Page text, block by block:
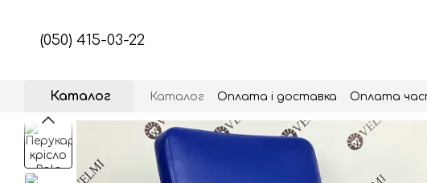
(050) 415-03-22
Каталог Каталог Оплата і доставка Оплата